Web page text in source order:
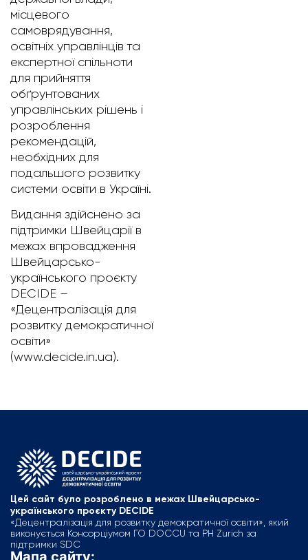
місцевого
самоврядування,
освітніх управлінців та
експертної спільноти
для прийняття
обґрунтованих
управлінських рішень і
розроблення
рекомендацій,
необхідних для
подальшого розвитку
системи освіти в Україні.
Видання здійснено за
підтримки Швейцарії в
межах впровадження
Швейцарсько-
українського проєкту
DECIDE –
«Децентралізація для
розвитку демократичної
освіти»
(www.decide.in.ua).
Цей сайт було розроблено в межах Швейцарсько-
українського проєкту DECIDE
«Децентралізація для розвитку демократичної освіти», який
виконується Консорціумом ГО DOCCU та PH Zurich за
підтримки SDC